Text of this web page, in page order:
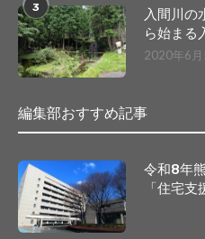
3
入間川
ら始まる
2020年6月
編集部おすすめ記事
令和8年
「住宅